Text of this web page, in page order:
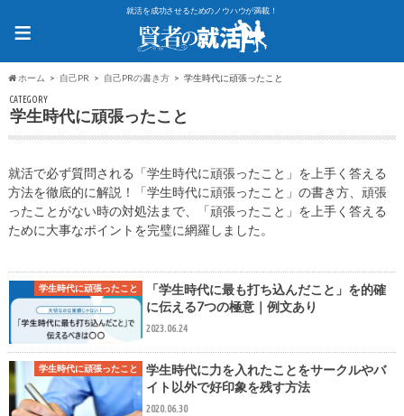
就活を成功させるためのノウハウが満載！
≡
ホーム 自己PR 自己PRの書き方 学生時代に頑張ったこと
CATEGORY
学生時代に頑張ったこと
就活で必ず質問される「学生時代に頑張ったこと」を上手く答える
方法を徹底的に解説！「学生時代に頑張ったこと」の書き方、頑張
ったことがない時の対処法まで、「頑張ったこと」を上手く答える
ために大事なポイントを完璧に網羅しました。
学生時代に頑張ったこと
「学生時代に最も打ち込んだこと」を的確
に伝える7つの極意｜例文あり
2023.06.24
学生時代に頑張ったこと
学生時代に力を入れたことをサークルやバ
イト以外で好印象を残す方法
2020.06.30